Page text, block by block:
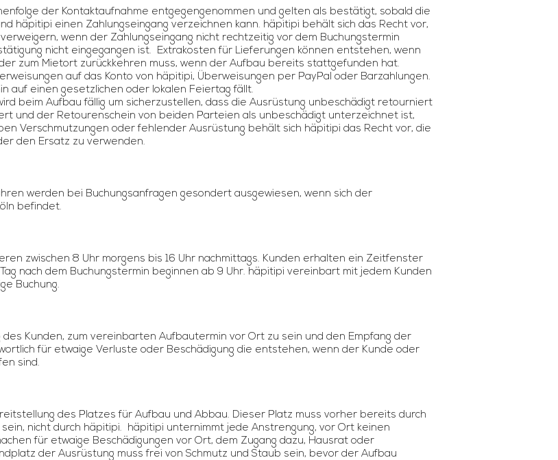
der Kontaktaufnahme entgegengenommen und gelten als bestätigt, sobald die
häpitipi einen Zahlungseingang verzeichnen kann. häpitipi behält sich das Recht vor,
wenn der Zahlungseingang nicht rechtzeitig vor dem Buchungstermin
nicht eingegangen ist. Extrakosten für Lieferungen können entstehen, wenn
zum Mietort zurückkehren muss, wenn der Aufbau bereits stattgefunden hat.
auf das Konto von häpitipi, Überweisungen per PayPal oder Barzahlungen.
auf einen gesetzlichen oder lokalen Feiertag fällt.
beim Aufbau fällig um sicherzustellen, dass die Ausrüstung unbeschädigt retourniert
und der Retourenschein von beiden Parteien als unbeschädigt unterzeichnet ist,
Verschmutzungen oder fehlender Ausrüstung behält sich häpitipi das Recht vor, die
den Ersatz zu verwenden.
werden bei Buchungsanfragen gesondert ausgewiesen, wenn sich der
befindet.
zwischen 8 Uhr morgens bis 16 Uhr nachmittags. Kunden erhalten ein Zeitfenster
nach dem Buchungstermin beginnen ab 9 Uhr. häpitipi vereinbart mit jedem Kunden
Buchung.
Kunden, zum vereinbarten Aufbautermin vor Ort zu sein und den Empfang der
für etwaige Verluste oder Beschädigung die entstehen, wenn der Kunde oder
sind.
des Platzes für Aufbau und Abbau. Dieser Platz muss vorher bereits durch
nicht durch häpitipi. häpitipi unternimmt jede Anstrengung, vor Ort keinen
für etwaige Beschädigungen vor Ort, dem Zugang dazu, Hausrat oder
der Ausrüstung muss frei von Schmutz und Staub sein, bevor der Aufbau